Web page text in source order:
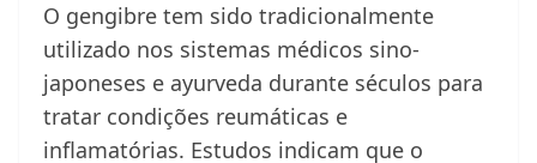
O gengibre tem sido tradicionalmente
utilizado nos sistemas médicos sino-
japoneses e ayurveda durante séculos para
tratar condições reumáticas e
inflamatórias. Estudos indicam que o